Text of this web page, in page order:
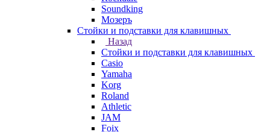
Soundking
Мозеръ
Стойки и подставки для клавишных
Назад
Стойки и подставки для клавишных
Casio
Yamaha
Korg
Roland
Athletic
JAM
Foix